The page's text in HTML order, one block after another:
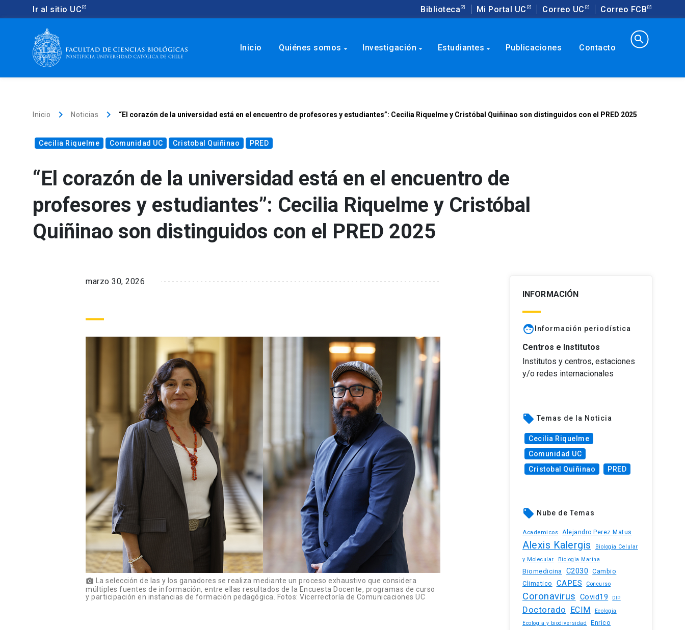
Ir al sitio UC Biblioteca Mi Portal UC Correo UC Correo FCB
Inicio Quiénes somos arrow_drop_down Investigación arrow_drop_down Estudiantes arrow_drop_down Publicaciones Contacto
search
Inicio keyboard_arrow_right Noticias keyboard_arrow_right “El corazón de la universidad está en el encuentro de profesores y estudiantes”: Cecilia Riquelme y Cristóbal Quiñinao son distinguidos con el PRED 2025
Cecilia Riquelme Comunidad UC Cristobal Quiñinao PRED
“El corazón de la universidad está en el encuentro de
profesores y estudiantes”: Cecilia Riquelme y Cristóbal
Quiñinao son distinguidos con el PRED 2025
marzo 30, 2026
photo_camera La selección de las y los ganadores se realiza mediante un proceso exhaustivo que considera
múltiples fuentes de información, entre ellas resultados de la Encuesta Docente, programas de curso
y participación en instancias de formación pedagógica. Fotos: Vicerrectoría de Comunicaciones UC
INFORMACIÓN
face Información periodística
Centros e Institutos
Institutos y centros, estaciones
y/o redes internacionales
local_offer Temas de la Noticia
Cecilia Riquelme
Comunidad UC
Cristobal Quiñinao
PRED
local_offer Nube de Temas
Academicos Alejandro Perez Matus
Alexis Kalergis
Biologia Celular
y Molecular
Biologia Marina
Biomedicina C2030
Cambio
Climatico
CAPES Concurso
Coronavirus Covid19 DIP
Doctorado ECIM Ecologia
Ecologia y biodiversidad
Enrico